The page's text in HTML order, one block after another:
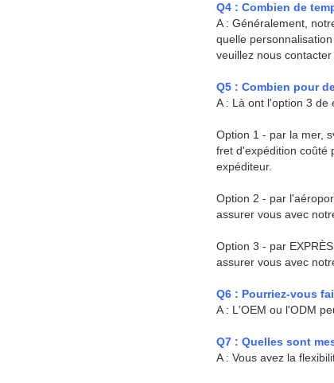
Q4 : Combien de
A : Généralement,
quelle
veuillez nous contacter
Q5 : Combien pour
A : Là ont l'option 3 de
Option 1 - par la mer,
fret d'expédition coûté
expéditeur.
Option 2 - par
assurer vous avec
Option 3 - par
assurer vous avec
Q6 : Pourriez-vous
A : L'OEM ou l'ODM
Q7 : Quelles sont
A : Vous avez la